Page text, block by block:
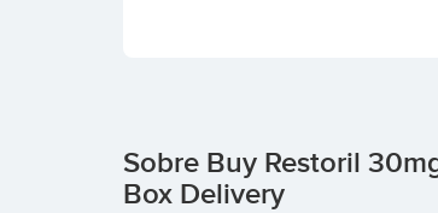
Sobre Buy Restoril
Box Delivery